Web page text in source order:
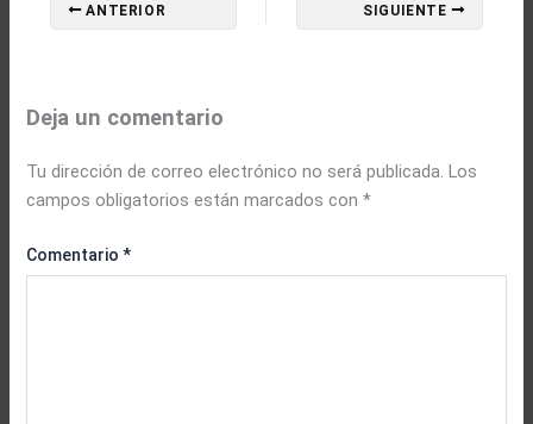
ANTERIOR SIGUIENTE
Deja un comentario
Tu dirección de correo electrónico no será publicada. Los
campos obligatorios están marcados con*
Comentario*